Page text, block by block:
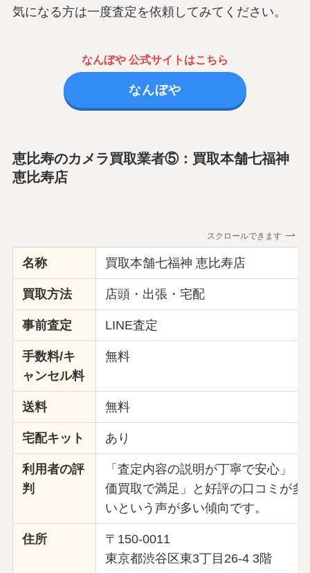
気になる方は一度査定を依頼してみてください。
なんぼや 公式サイトはこちら
なんぼや
恵比寿のカメラ買取業者⑤：買取本舗七福神
恵比寿店
スクロールできます
名称 買取本舗七福神 恵比寿店
買取方法 店頭・出張・宅配
事前査定 LINE査定
手数料/キ
ャンセル料
無料
送料 無料
宅配キット あり
利用者の評
判
「査定内容の説明が丁寧で安心」
価買取で満足」と好評の口コミが
いという声が多い傾向です。
住所
〒150-0011
東京都渋谷区東3丁目26-4 3階